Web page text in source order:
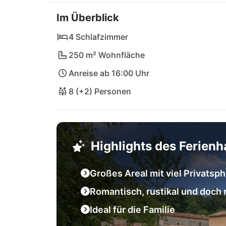
vom Meer an der Westküste. Die beliebten
Stränden und der Vielzahl an Restaurants
Supermärkte und die nächsten
Pula (PUY) erreicht ihr nach 36 km.
Im Überblick
4 Schlafzimmer
250 m² Wohnfläche
Anreise ab 16:00 Uhr
8 (+2) Personen
Highlights des
Großes Areal mit viel
Romantisch, rustikal und doch
Ideal für die Familie